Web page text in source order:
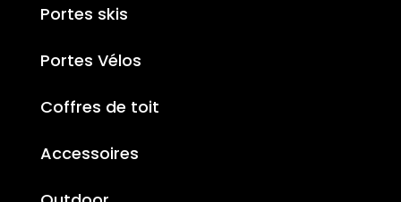
Portes skis
Portes Vélos
Coffres de toit
Accessoires